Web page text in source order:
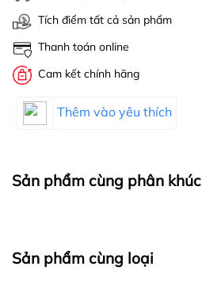
Tích điểm tất cả sản phẩm
Thanh toán online
Cam kết chính hãng
Thêm vào yêu thích
Sản phẩm cùng phân khúc
Sản phẩm cùng loại